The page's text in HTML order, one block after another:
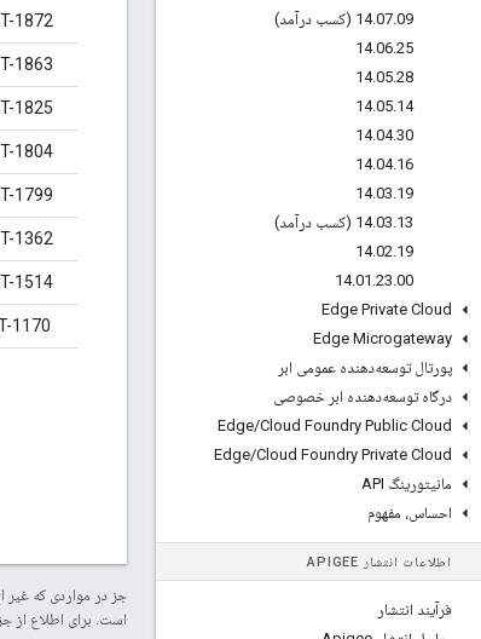
14.07.09 (کسب درآمد)
14.06.25
14.05.28
14.05.14
14.04.30
14.04.16
14.03.19
14.03.13 (کسب درآمد)
14.02.19
14.01 .23.00
Edge Private Cloud
Edge Microgateway
پورتال توسعه‌دهنده عمومی ابر
درگاه توسعه‌دهنده ابر خصوصی
Edge/Cloud Foundry Public Cloud
Edge/Cloud Foundry Private Cloud
مانیتورینگ API
احساس، مفهوم
اطلاعات انتشار APIGEE
فرآیند انتشار
1872
1863
1825
1804
1799
1362
1514
1170
جز در مواردی که
است. برای اطلاع از